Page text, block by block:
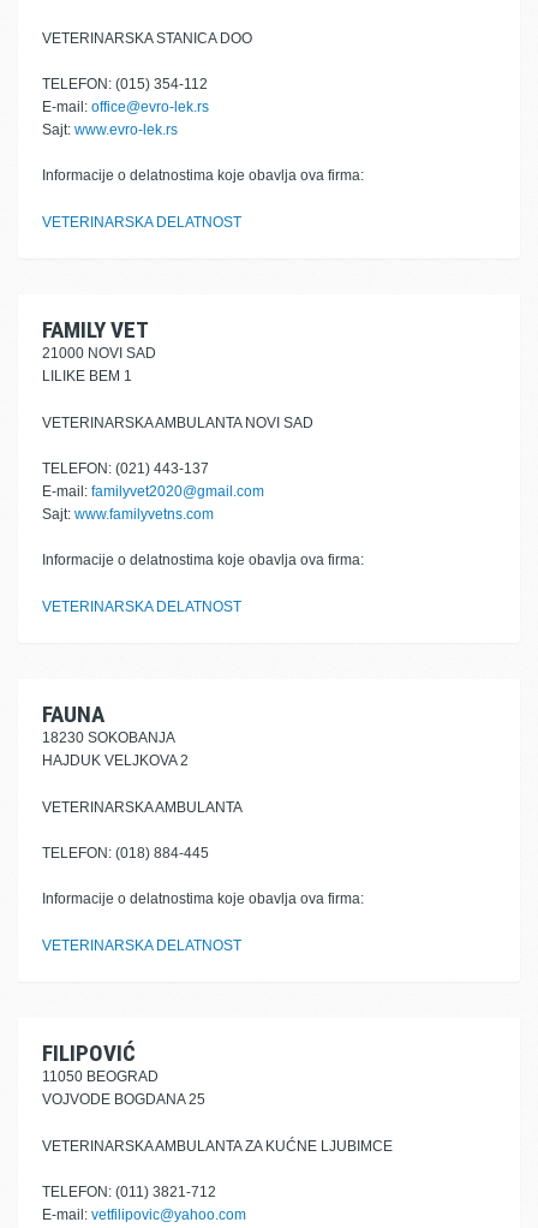
VETERINARSKA STANICA DOO
TELEFON: (015) 354-112
E-mail: office@evro-lek.rs
Sajt: www.evro-lek.rs
Informacije o delatnostima koje obavlja ova firma:
VETERINARSKA DELATNOST
FAMILY VET
21000 NOVI SAD
LILIKE BEM 1
VETERINARSKA AMBULANTA NOVI SAD
TELEFON: (021) 443-137
E-mail: familyvet2020@gmail.com
Sajt: www.familyvetns.com
Informacije o delatnostima koje obavlja ova firma:
VETERINARSKA DELATNOST
FAUNA
18230 SOKOBANJA
HAJDUK VELJKOVA 2
VETERINARSKA AMBULANTA
TELEFON: (018) 884-445
Informacije o delatnostima koje obavlja ova firma:
VETERINARSKA DELATNOST
FILIPOVIĆ
11050 BEOGRAD
VOJVODE BOGDANA 25
VETERINARSKA AMBULANTA ZA KUĆNE LJUBIMCE
TELEFON: (011) 3821-712
E-mail: vetfilipovic@yahoo.com